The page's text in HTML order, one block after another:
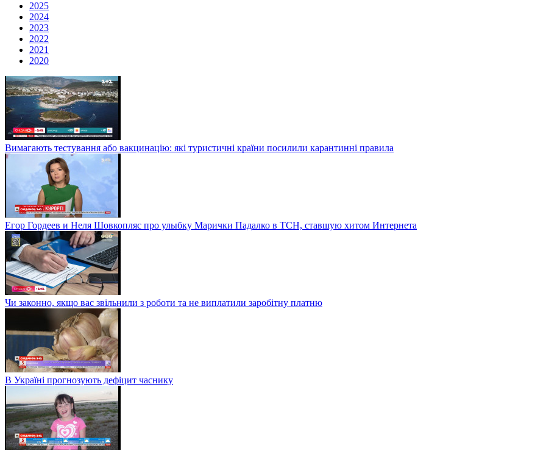
2025
2024
2023
2022
2021
2020
Вимагають тестування або вакцинацію: які туристичні країни посилили карантинні правила
Егор Гордеев и Неля Шовкопляс про улыбку Марички Падалко в ТСН, ставшую хитом Интернета
Чи законно, якщо вас звільнили з роботи та не виплатили заробітну платню
В Україні прогнозують дефіцит часнику